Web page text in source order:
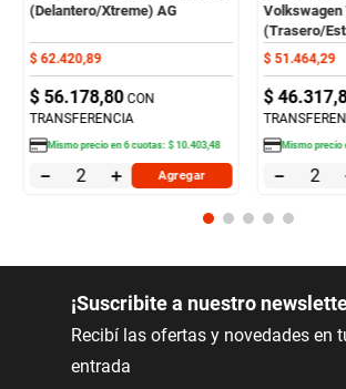
(Delantero/Xtreme) AG
$ 62.420,89
$ 56.178,80 CON
TRANSFERENCIA
Mismo precio en6cuotas:$ 10.403,48
＋
－ Agregar
Volkswagen
(Trasero/
$ 51 .464,29
$ 46.317,
Mismo precio
－
¡Suscribite a nuestro
Recibí las ofertas y novedades en
entrada